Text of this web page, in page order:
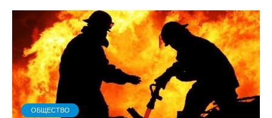
ОБЩЕСТВО